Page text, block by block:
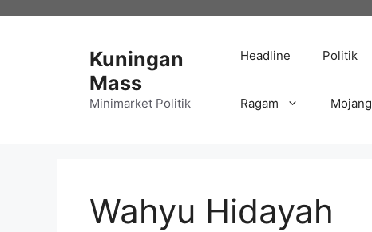
Kuningan
Mass
Minimarket Politik
Headline Politik
Ragam Mojang
Wahyu Hidayah